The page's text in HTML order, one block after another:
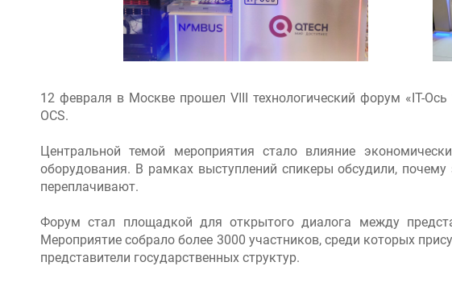
12 февраля в Москве прошел VIII технологический форум «IT-
OCS.
Центральной темой мероприятия стало влияние
оборудования. В рамках выступлений спикеры обсудили, почему
переплачивают.
Форум стал площадкой для открытого диалога между
Мероприятие собрало более 3000 участников, среди которых
представители государственных структур.